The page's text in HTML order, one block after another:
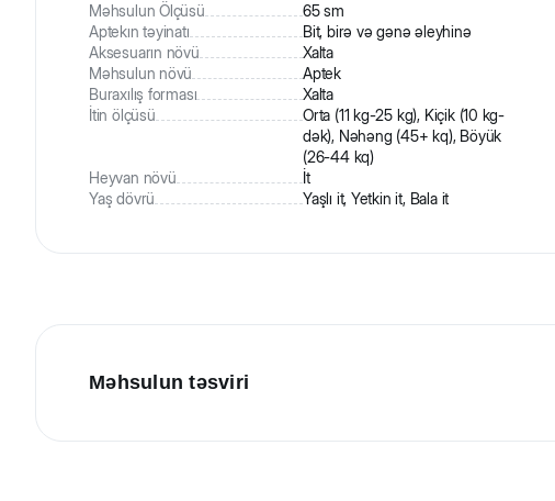
Məhsulun Ölçüsü
65 sm
Aptekın təyinatı
Bit, birə və gənə əleyhinə
Aksesuarın növü
Xalta
Məhsulun növü
Aptek
Buraxılış forması
Xalta
İtin ölçüsü
Orta (11 kg-25 kg), Kiçik (10 kg-
dək), Nəhəng (45+ kq), Böyük
(26-44 kq)
Heyvan növü
İt
Yaş dövrü
Yaşlı it, Yetkin it, Bala it
Məhsulun təsviri